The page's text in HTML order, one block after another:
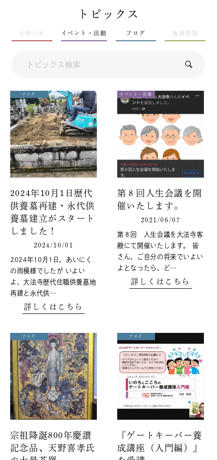
トピックス
お知らせ イベント・活動 ブログ 地域情報
ブログ
2024年10月1日歴代
供養墓再建・永代供
養墓建立がスタート
しました！
2024/10/01
2024年10月1日、あいにく
の雨模様でしたが いよい
よ、大法寺歴代住職供養墓地
再建と永代供…
詳しくはこちら
イベント・活動
第８回人生会議を開
催いたします。
2021/06/07
第８回 人生会議を大法寺客
殿にて開催いたします。 皆
さん、ご自分の将来でいよい
よとなったら、ど…
詳しくはこちら
ブログ
宗祖降誕800年慶讃
記念品、天野喜孝氏
ブログ
『ゲートキーパー養
成講座（入門編）』